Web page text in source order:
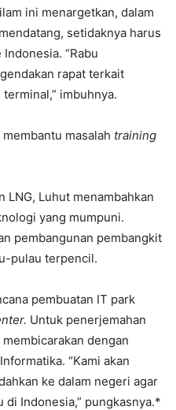
ini menargetkan, dalam
setidaknya harus
“Rabu
rapat terkait
imbuhnya.
masalah training
LNG, Luhut menambahkan
yang mumpuni.
pembangunan pembangkit
pulau terpencil.
pembuatan IT park
Untuk penerjemahan
dengan
“Kami akan
ke dalam negeri agar
Indonesia,” pungkasnya.*